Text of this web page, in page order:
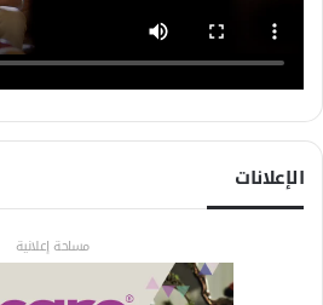
الإعلانات
مساحة إعلانية